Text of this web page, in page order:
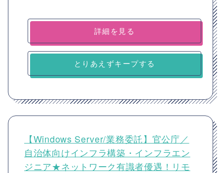
詳細を見る
とりあえずキープする
【Windows Server/業務委託】官公庁／
自治体向けインフラ構築・インフラエン
ジニア★ネットワーク有識者優遇！リモ